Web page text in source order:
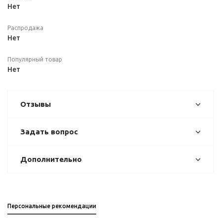
Нет
Распродажа
Нет
Популярный товар
Нет
Отзывы
Задать вопрос
Дополнительно
Персональные рекомендации